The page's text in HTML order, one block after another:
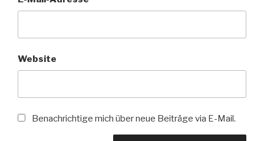
Website
Benachrichtige mich über neue Beiträge via E-Mail.